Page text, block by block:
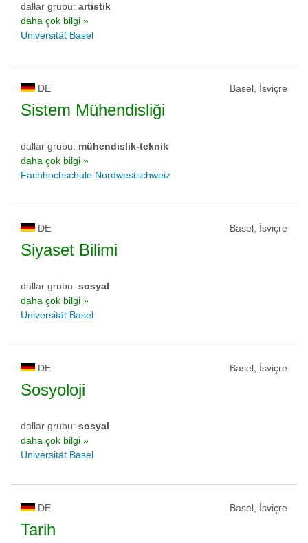
dallar grubu: artistik
daha çok bilgi »
Universität Basel
DE Basel, İsviçre
Sistem Mühendisliği
dallar grubu: mühendislik-teknik
daha çok bilgi »
Fachhochschule Nordwestschweiz
DE Basel, İsviçre
Siyaset Bilimi
dallar grubu: sosyal
daha çok bilgi »
Universität Basel
DE Basel, İsviçre
Sosyoloji
dallar grubu: sosyal
daha çok bilgi »
Universität Basel
DE Basel, İsviçre
Tarih